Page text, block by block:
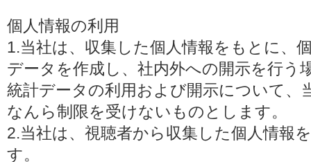
個人情報の利用
1.当社は、収集した個人情報をもとに、
データを作成し、社内外への開示を行う
統計データの利用および開示について、
なんら制限を受けないものとします。
2.当社は、視聴者から収集した個人情報
す。